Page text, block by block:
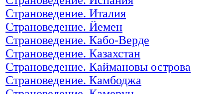
Страноведение. Италия
Страноведение. Йемен
Страноведение. Кабо-Верде
Страноведение. Казахстан
Страноведение. Каймановы острова
Страноведение. Камбоджа